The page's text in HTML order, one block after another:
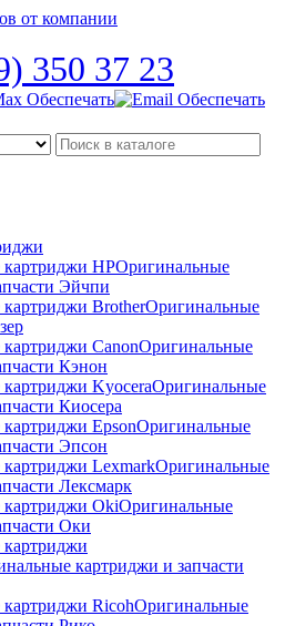
350 37 23
HPОригинальные
Эйчпи
BrotherОригинальные
CanonОригинальные
Кэнон
KyoceraОригинальные
Киосера
EpsonОригинальные
Эпсон
LexmarkОригинальные
Лексмарк
ОkiОригинальные
Оки
картриджи и запчасти
RicohОригинальные